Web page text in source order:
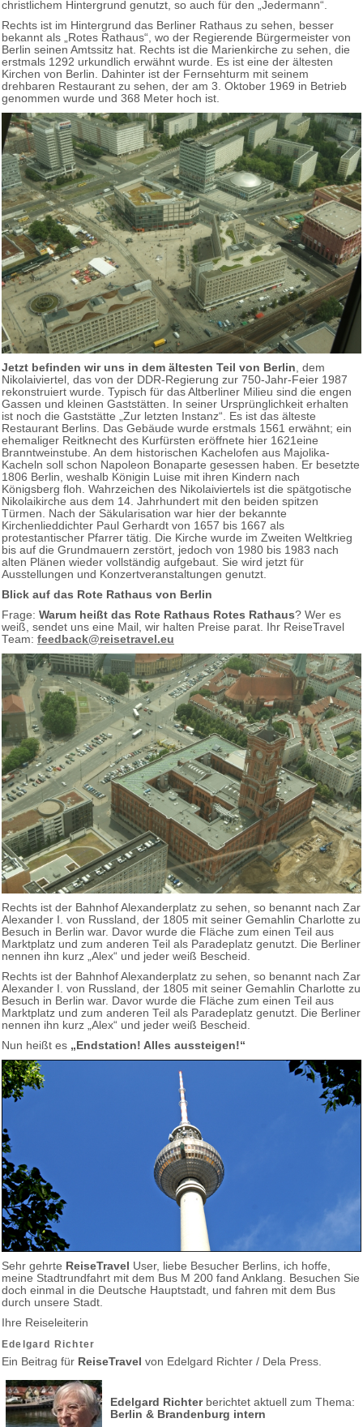
christlichem Hintergrund genutzt, so auch für den „Jedermann“.
Rechts ist im Hintergrund das Berliner Rathaus zu sehen, besser
bekannt als „Rotes Rathaus“, wo der Regierende Bürgermeister von
Berlin seinen Amtssitz hat. Rechts ist die Marienkirche zu sehen, die
erstmals 1292 urkundlich erwähnt wurde. Es ist eine der ältesten
Kirchen von Berlin. Dahinter ist der Fernsehturm mit seinem
drehbaren Restaurant zu sehen, der am 3. Oktober 1969 in Betrieb
genommen wurde und 368 Meter hoch ist.
Jetzt befinden wir uns in dem ältesten Teil von Berlin , dem
Nikolaiviertel, das von der DDR-Regierung zur 750-Jahr-Feier 1987
rekonstruiert wurde. Typisch für das Altberliner Milieu sind die engen
Gassen und kleinen Gaststätten. In seiner Ursprünglichkeit erhalten
ist noch die Gaststätte „Zur letzten Instanz“. Es ist das älteste
Restaurant Berlins. Das Gebäude wurde erstmals 1561 erwähnt; ein
ehemaliger Reitknecht des Kurfürsten eröffnete hier 1621eine
Branntweinstube. An dem historischen Kachelofen aus Majolika-
Kacheln soll schon Napoleon Bonaparte gesessen haben. Er besetzte
1806 Berlin, weshalb Königin Luise mit ihren Kindern nach
Königsberg floh. Wahrzeichen des Nikolaiviertels ist die spätgotische
Nikolaikirche aus dem 14. Jahrhundert mit den beiden spitzen
Türmen. Nach der Säkularisation war hier der bekannte
Kirchenlieddichter Paul Gerhardt von 1657 bis 1667 als
protestantischer Pfarrer tätig. Die Kirche wurde im Zweiten Weltkrieg
bis auf die Grundmauern zerstört, jedoch von 1980 bis 1983 nach
alten Plänen wieder vollständig aufgebaut. Sie wird jetzt für
Ausstellungen und Konzertveranstaltungen genutzt.
Blick auf das Rote Rathaus von Berlin
Frage: Warum heißt das Rote Rathaus Rotes Rathaus? Wer es
weiß, sendet uns eine Mail, wir halten Preise parat. Ihr ReiseTravel
Team: feedback@reisetravel.eu
Rechts ist der Bahnhof Alexanderplatz zu sehen, so benannt nach Zar
Alexander I. von Russland, der 1805 mit seiner Gemahlin Charlotte zu
Besuch in Berlin war. Davor wurde die Fläche zum einen Teil aus
Marktplatz und zum anderen Teil als Paradeplatz genutzt. Die Berliner
nennen ihn kurz „Alex“ und jeder weiß Bescheid.
Rechts ist der Bahnhof Alexanderplatz zu sehen, so benannt nach Zar
Alexander I. von Russland, der 1805 mit seiner Gemahlin Charlotte zu
Besuch in Berlin war. Davor wurde die Fläche zum einen Teil aus
Marktplatz und zum anderen Teil als Paradeplatz genutzt. Die Berliner
nennen ihn kurz „Alex“ und jeder weiß Bescheid.
Nun heißt es „Endstation! Alles aussteigen!“
Sehr gehrte ReiseTravel User, liebe Besucher Berlins, ich hoffe,
meine Stadtrundfahrt mit dem Bus M 200 fand Anklang. Besuchen Sie
doch einmal in die Deutsche Hauptstadt, und fahren mit dem Bus
durch unsere Stadt.
Ihre Reiseleiterin
Edelgard Richter
Ein Beitrag für ReiseTravel von Edelgard Richter / Dela Press.
Edelgard Richter berichtet aktuell zum Thema:
Berlin & Brandenburg intern